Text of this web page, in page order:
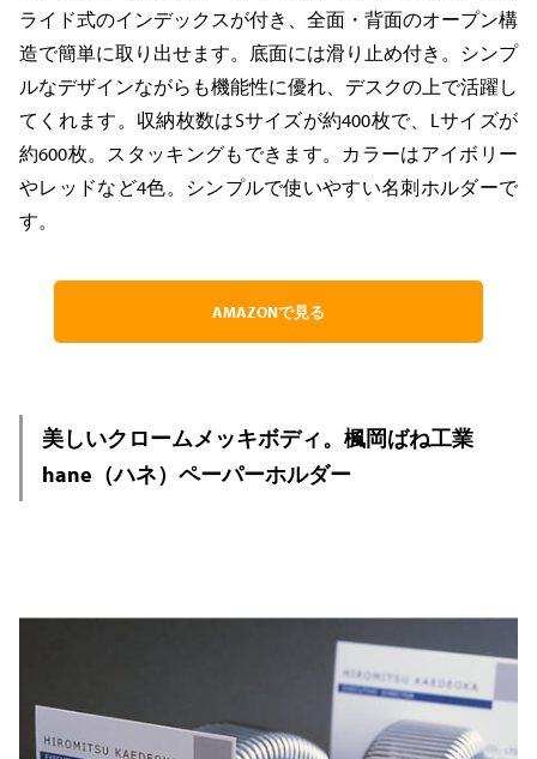
ライド式のインデックスが付き、全面・背面のオープン構
造で簡単に取り出せます。底面には滑り止め付き。シンプ
ルなデザインながらも機能性に優れ、デスクの上で活躍し
てくれます。収納枚数はSサイズが約400枚で、Lサイズが
約600枚。スタッキングもできます。カラーはアイボリー
やレッドなど4色。シンプルで使いやすい名刺ホルダーで
す。
AMAZONで見る
美しいクロームメッキボディ。楓岡ばね工業
hane（ハネ）ペーパーホルダー